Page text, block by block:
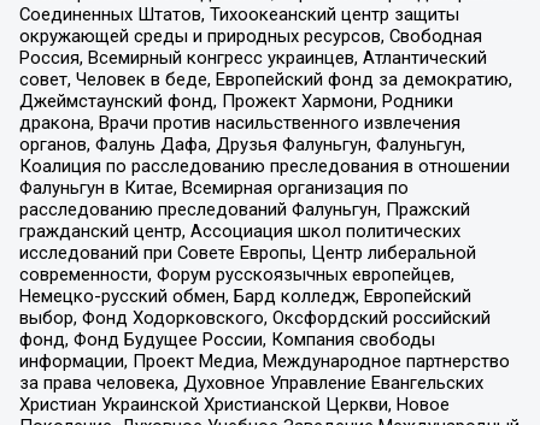
Соединенных Штатов, Тихоокеанский центр защиты
окружающей среды и природных ресурсов, Свободная
Россия, Всемирный конгресс украинцев, Атлантический
совет, Человек в беде, Европейский фонд за демократию,
Джеймстаунский фонд, Прожект Хармони, Родники
дракона, Врачи против насильственного извлечения
органов, Фалунь Дафа, Друзья Фалуньгун, Фалуньгун,
Коалиция по расследованию преследования в отношении
Фалуньгун в Китае, Всемирная организация по
расследованию преследований Фалуньгун, Пражский
гражданский центр, Ассоциация школ политических
исследований при Совете Европы, Центр либеральной
современности, Форум русскоязычных европейцев,
Немецко-русский обмен, Бард колледж, Европейский
выбор, Фонд Ходорковского, Оксфордский российский
фонд, Фонд Будущее России, Компания свободы
информации, Проект Медиа, Международное партнерство
за права человека, Духовное Управление Евангельских
Христиан Украинской Христианской Церкви, Новое